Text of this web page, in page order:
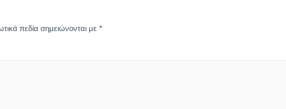
πεδία σημειώνονται με *